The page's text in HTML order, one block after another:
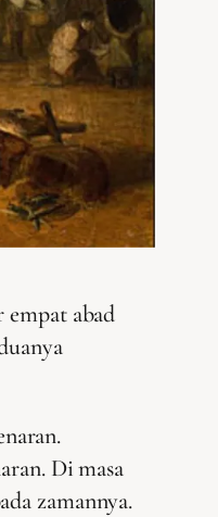
empat abad
Di masa
zamannya.